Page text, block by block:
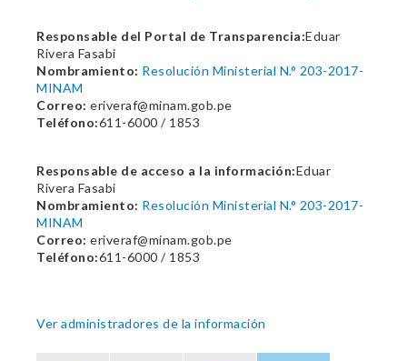
Responsable del Portal de Transparencia:Eduar
Rivera Fasabi
Nombramiento: Resolución Ministerial N.° 203-2017-
MINAM
Correo: eriveraf@minam.gob.pe
Teléfono:611-6000 / 1853
Responsable de acceso a la información:Eduar
Rivera Fasabi
Nombramiento: Resolución Ministerial N.° 203-2017-
MINAM
Correo: eriveraf@minam.gob.pe
Teléfono:611-6000 / 1853
Ver administradores de la información